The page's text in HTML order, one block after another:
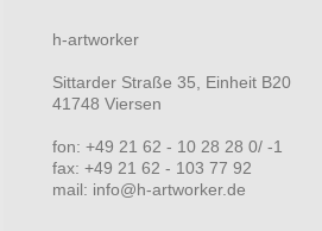
h-artworker
Sittarder Straße 35, Einheit B20
41748 Viersen
fon: +49 21 62 - 10 28 28 0/ -1
fax: +49 21 62 - 103 77 92
mail: info@h-artworker.de